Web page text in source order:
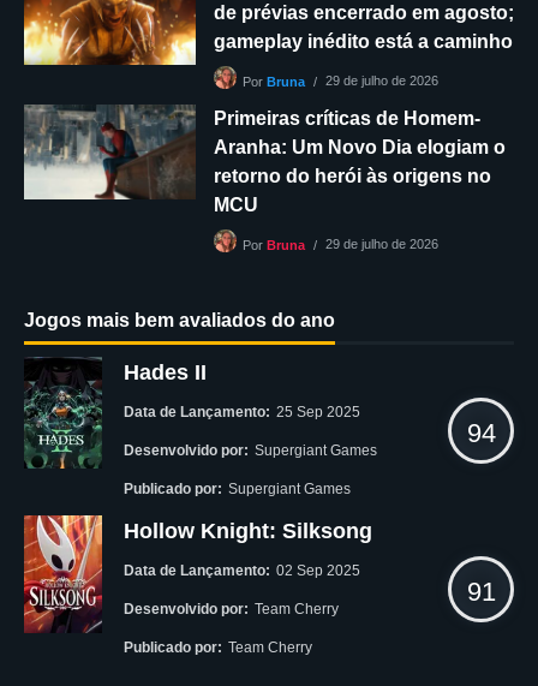
de prévias encerrado em agosto;
gameplay inédito está a caminho
Por Bruna 29 de julho de 2026
Primeiras críticas de Homem-
Aranha: Um Novo Dia elogiam o
retorno do herói às origens no
MCU
Por Bruna 29 de julho de 2026
Jogos mais bem avaliados do ano
Hades II
Data de Lançamento: 25 Sep 2025
Desenvolvido por: Supergiant Games
Publicado por: Supergiant Games
94
Hollow Knight: Silksong
Data de Lançamento: 02 Sep 2025
Desenvolvido por: Team Cherry
Publicado por: Team Cherry
91